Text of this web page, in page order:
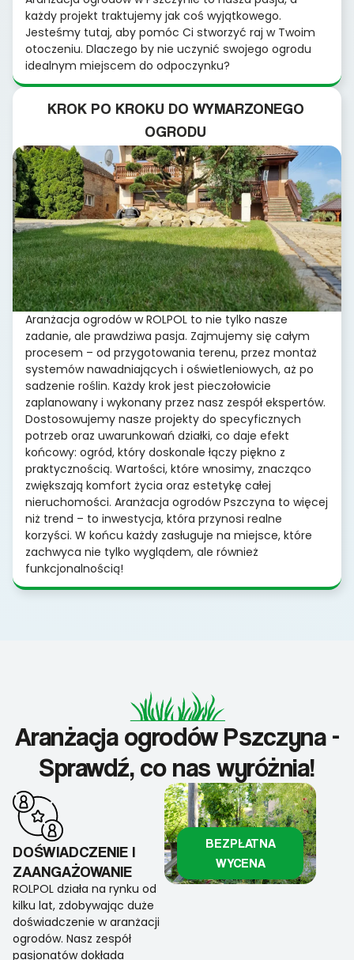
każdy projekt traktujemy jak coś wyjątkowego.
Jesteśmy tutaj, aby pomóc Ci stworzyć raj w Twoim
otoczeniu. Dlaczego by nie uczynić swojego ogrodu
idealnym miejscem do odpoczynku?
KROK PO KROKU DO WYMARZONEGO
OGRODU
Aranżacja ogrodów w ROLPOL to nie tylko nasze
zadanie, ale prawdziwa pasja. Zajmujemy się całym
procesem – od przygotowania terenu, przez montaż
systemów nawadniających i oświetleniowych, aż po
sadzenie roślin. Każdy krok jest pieczołowicie
zaplanowany i wykonany przez nasz zespół ekspertów.
Dostosowujemy nasze projekty do specyficznych
potrzeb oraz uwarunkowań działki, co daje efekt
końcowy: ogród, który doskonale łączy piękno z
praktycznością. Wartości, które wnosimy, znacząco
zwiększają komfort życia oraz estetykę całej
nieruchomości. Aranżacja ogrodów Pszczyna to więcej
niż trend – to inwestycja, która przynosi realne
korzyści. W końcu każdy zasługuje na miejsce, które
zachwyca nie tylko wyglądem, ale również
funkcjonalnością!
Aranżacja ogrodów Pszczyna -
Sprawdź, co nas wyróżnia!
DOŚWIADCZENIE I
ZAANGAŻOWANIE
ROLPOL działa na rynku od
kilku lat, zdobywając duże
doświadczenie w aranżacji
ogrodów. Nasz zespół
pasjonatów dokłada
BEZPŁATNA
WYCENA